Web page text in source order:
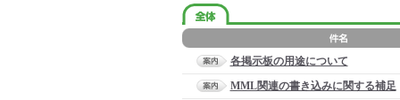
各掲示板の用途について
MML関連の書き込みに関する補足